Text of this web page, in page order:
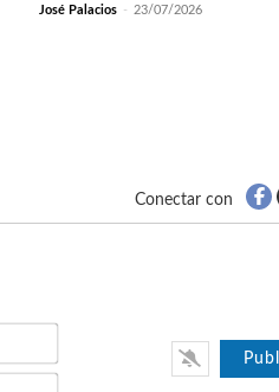
José Palacios - 23/07/2026
Conectar con